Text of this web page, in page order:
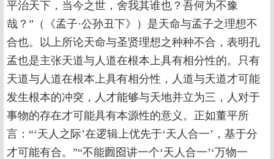
平治天下，当今之世，舍我其谁也？吾何为不豫
哉？”（《孟子·公孙丑下》）是天命与孟子之理想不
合也。以上所论天命与圣贤理想之种种不合，表明孔
孟也是主张天道与人道在根本上具有相分性的。只有
天道与人道在根本上具有相分性，人道与天道才可能
发生根本的冲突，人才能够与天地并立为三，人对于
事物的存在才可能具有本源性的意义。正如董平所
言：“‘天人之际’在逻辑上优先于‘天人合一’，基于分
才可能有合。”“不能囫囵讲一个‘天人合一’‘万物一